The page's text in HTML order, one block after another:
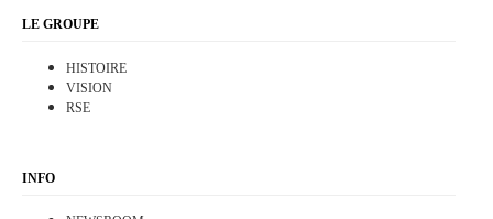
LE GROUPE
HISTOIRE
VISION
RSE
INFO